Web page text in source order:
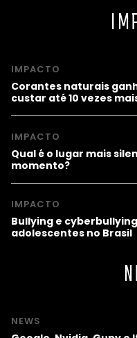
IMPACTO
Corantes naturais
custar até 10 vezes
IMPACTO
Qual é o lugar mais
momento?
IMPACTO
Bullying e
adolescentes no Brasil
NEWS